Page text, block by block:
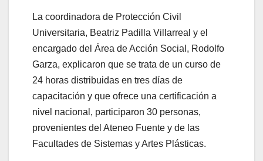
La coordinadora de Protección Civil
Universitaria, Beatriz Padilla Villarreal y el
encargado del Área de Acción Social, Rodolfo
Garza, explicaron que se trata de un curso de
24 horas distribuidas en tres días de
capacitación y que ofrece una certificación a
nivel nacional, participaron 30 personas,
provenientes del Ateneo Fuente y de las
Facultades de Sistemas y Artes Plásticas.